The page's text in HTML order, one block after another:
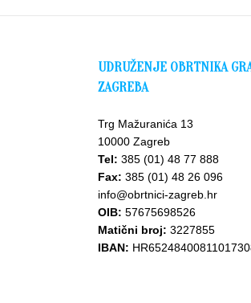
UDRUŽENJE OBRTNIKA
ZAGREBA
Trg Mažuranića 13
10000 Zagreb
Tel: 385 (01) 48 77 888
Fax: 385 (01) 48 26 096
info@obrtnici-zagreb.hr
OIB: 57675698526
Matični broj: 3227855
IBAN: